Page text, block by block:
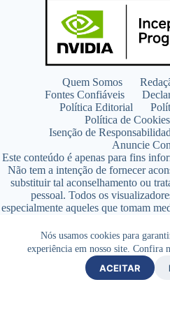
Nós usamos cookies para
experiência em nosso site. Confira
ACEITAR
Quem Somos
Fontes Confiáveis
Política Editorial
Política de Cookies
Isenção de
Anuncie
Este conteúdo é apenas para fins
Não tem a intenção de fornecer
substituir tal aconselhamento ou
pessoal. Todos os
especialmente aqueles que tomam
qualquer programa de nutrição,
vida.
Copyright © 2026 -
VKCF Soluções Digitais Ltda -